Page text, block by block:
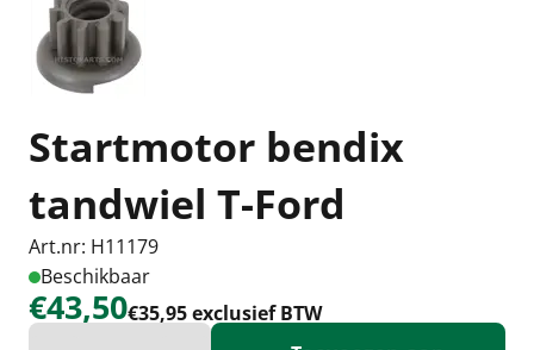
Startmotor bendix
tandwiel T-Ford
Art.nr: H11179
Beschikbaar
€43,50€35,95 exclusief BTW